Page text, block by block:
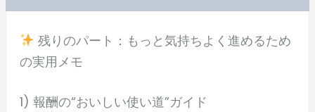
残りのパート：もっと気持ちよく進めるため
の実用メモ
1) 報酬の“おいしい使い道”ガイド